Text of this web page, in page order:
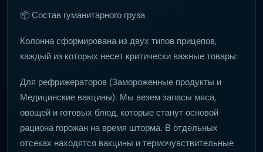
📦 Состав гуманитарного груза
Колонна сформирована из двух типов прицепов,
каждый из которых несет критически важные товары:
Для рефрижераторов (Замороженные продукты и
Медицинские вакцины): Мы везем запасы мяса,
овощей и готовых блюд, которые станут основой
рациона горожан на время шторма. В отдельных
отсеках находятся вакцины и термочувствительные